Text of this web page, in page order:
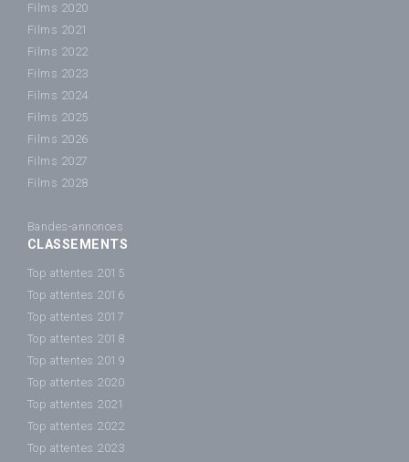
Films 2020
Films 2021
Films 2022
Films 2023
Films 2024
Films 2025
Films 2026
Films 2027
Films 2028
Bandes-annonces
CLASSEMENTS
Top attentes 2015
Top attentes 2016
Top attentes 2017
Top attentes 2018
Top attentes 2019
Top attentes 2020
Top attentes 2021
Top attentes 2022
Top attentes 2023